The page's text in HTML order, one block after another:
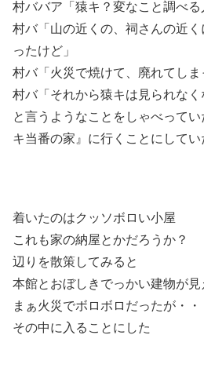
村ババア「猿キ？変なこと調べる
村バ「山の近くの、祠さんの近
ったけど」
村バ「火災で焼けて、廃れてしま
村バ「それから猿キは見られなく
と言うようなことをしゃべって
キ当番の家』に行くことにしてい
着いたのはクッソボロい小屋
これも家の納屋とかだろうか？
辺りを散策してみると
本館とおぼしきでっかい建物が見
まぁ火災でボロボロだったが・・
その中に入ることにした